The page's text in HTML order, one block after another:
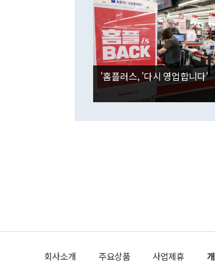
'홈플러스, '다시 영업합니다'
회사소개 주요상품 사업제휴